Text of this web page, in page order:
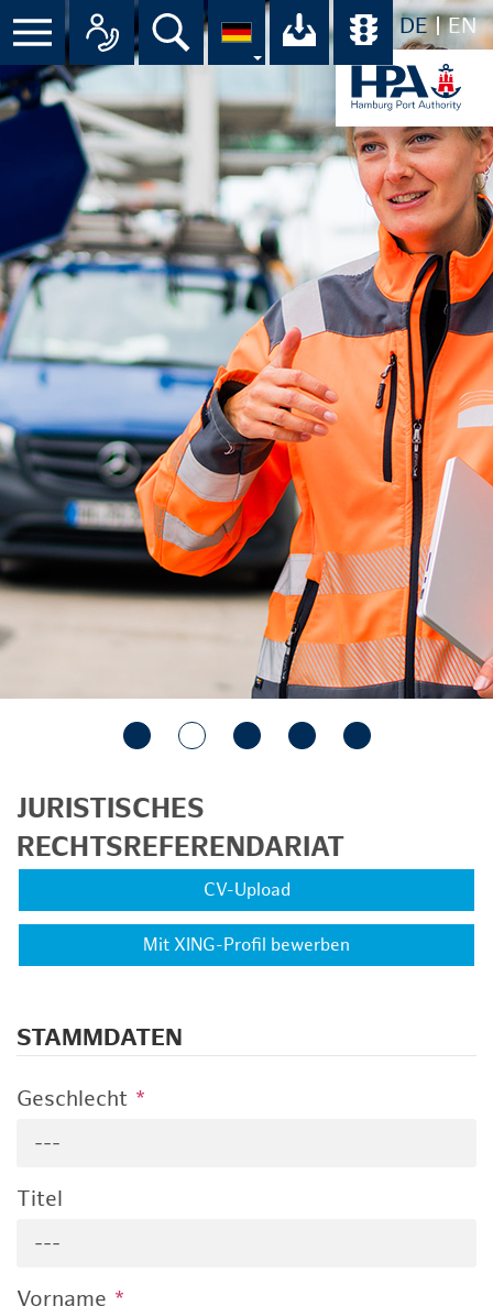
DE EN
Menü Alle Ansprechpartner im
Suche Ihr Download-
JURISTISCHES
RECHTSREFERENDARIAT
CV-Upload
Mit XING-Profil bewerben
STAMMDATEN
Geschlecht *
---
Titel
---
Vorname *